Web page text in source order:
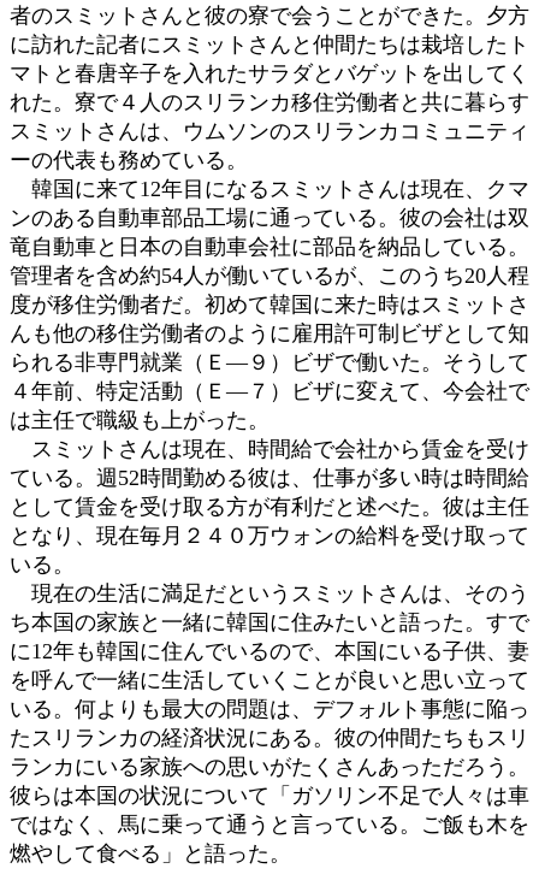
者のスミットさんと彼の寮で会うことができた。夕方
に訪れた記者にスミットさんと仲間たちは栽培したト
マトと春唐辛子を入れたサラダとバゲットを出してく
れた。寮で４人のスリランカ移住労働者と共に暮らす
スミットさんは、ウムソンのスリランカコミュニティ
ーの代表も務めている。
韓国に来て12年目になるスミットさんは現在、クマ
ンのある自動車部品工場に通っている。彼の会社は双
竜自動車と日本の自動車会社に部品を納品している。
管理者を含め約54人が働いているが、このうち20人程
度が移住労働者だ。初めて韓国に来た時はスミットさ
んも他の移住労働者のように雇用許可制ビザとして知
られる非専門就業（Ｅ―９）ビザで働いた。そうして
４年前、特定活動（Ｅ―７）ビザに変えて、今会社で
は主任で職級も上がった。
スミットさんは現在、時間給で会社から賃金を受け
ている。週52時間勤める彼は、仕事が多い時は時間給
として賃金を受け取る方が有利だと述べた。彼は主任
となり、現在毎月２４０万ウォンの給料を受け取って
いる。
現在の生活に満足だというスミットさんは、そのう
ち本国の家族と一緒に韓国に住みたいと語った。すで
に12年も韓国に住んでいるので、本国にいる子供、妻
を呼んで一緒に生活していくことが良いと思い立って
いる。何よりも最大の問題は、デフォルト事態に陥っ
たスリランカの経済状況にある。彼の仲間たちもスリ
ランカにいる家族への思いがたくさんあっただろう。
彼らは本国の状況について「ガソリン不足で人々は車
ではなく、馬に乗って通うと言っている。ご飯も木を
燃やして食べる」と語った。